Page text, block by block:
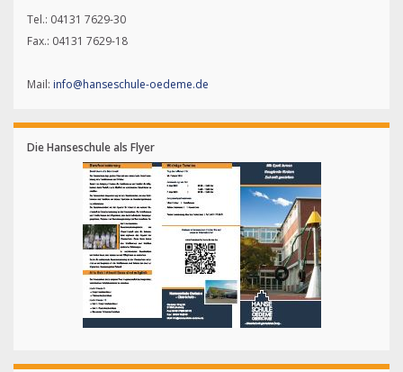
Tel.: 04131 7629-30
Fax.: 04131 7629-18
Mail: info@hanseschule-oedeme.de
Die Hanseschule als Flyer